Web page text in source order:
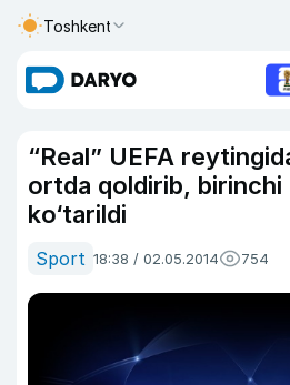
Toshkent
“Real” UEFA
ortda qoldirib, birinchi
ko‘tarildi
Sport 18:38 / 02.05.2014 754